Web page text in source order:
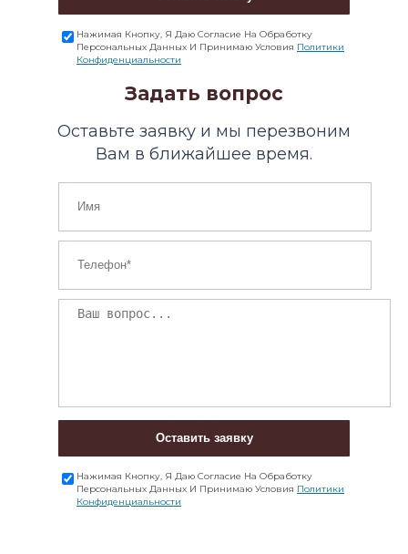
Нажимая Кнопку, Я Даю Согласие На Обработку
Персональных Данных И Принимаю Условия Политики
Конфиденциальности
Задать вопрос
Оставьте заявку и мы перезвоним
Вам в ближайшее время.
Оставить заявку
Нажимая Кнопку, Я Даю Согласие На Обработку
Персональных Данных И Принимаю Условия Политики
Конфиденциальности